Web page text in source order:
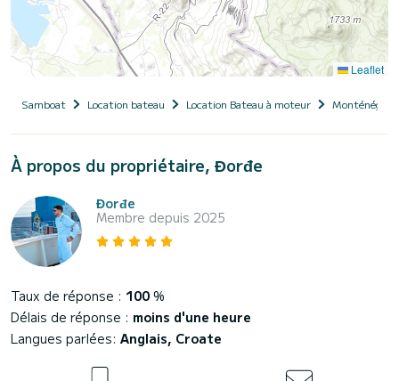
Leaflet
Samboat Location bateau Location Bateau à moteur Monténégro
À propos du propriétaire, Đorđe
Đorđe
Membre depuis 2025
Taux de réponse : 100 %
Délais de réponse : moins d'une heure
Langues parlées: Anglais, Croate